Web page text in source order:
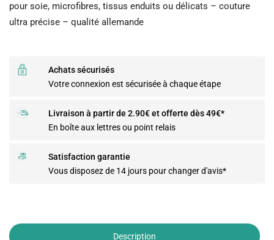
pour soie, microfibres, tissus enduits ou délicats – couture
ultra précise – qualité allemande
Achats sécurisés
Votre connexion est sécurisée à chaque étape
Livraison à partir de 2.90€ et offerte dès 49€*
En boîte aux lettres ou point relais
Satisfaction garantie
Vous disposez de 14 jours pour changer d'avis*
Description